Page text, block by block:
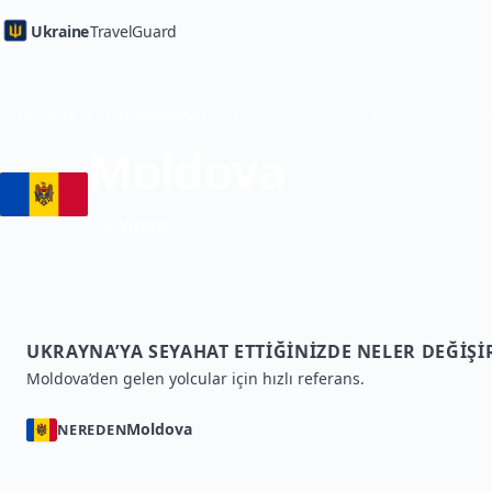
UkraineTravelGuard
UKRAYNA’YA SEYAHAT ETTIĞINIZDE NELER
Moldova’den gelen yolcular için hızlı referans.
NEREDENMoldova